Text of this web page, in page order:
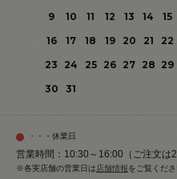
9
10 11 12 13 14
15
16
17 18 19 20 21
22
23
24 25 26 27 28 29
30
31
・・・休業日
営業時間：10:30～16:00（ご注文は
※各実店舗の営業日は店舗情報をご覧くださ